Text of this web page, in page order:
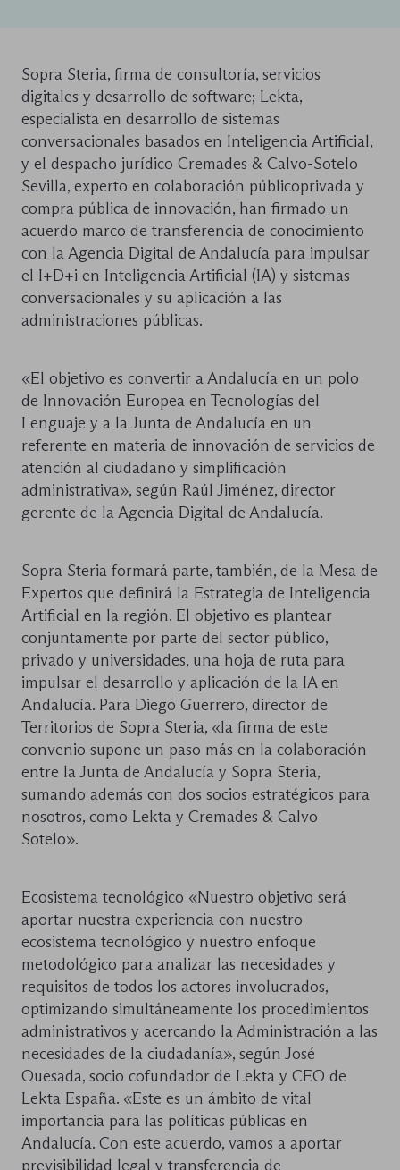
Sopra Steria, firma de consultoría, servicios
digitales y desarrollo de software; Lekta,
especialista en desarrollo de sistemas
conversacionales basados en Inteligencia Artificial,
y el despacho jurídico Cremades & Calvo-Sotelo
Sevilla, experto en colaboración públicoprivada y
compra pública de innovación, han firmado un
acuerdo marco de transferencia de conocimiento
con la Agencia Digital de Andalucía para impulsar
el I+D+i en Inteligencia Artificial (IA) y sistemas
conversacionales y su aplicación a las
administraciones públicas.
«El objetivo es convertir a Andalucía en un polo
de Innovación Europea en Tecnologías del
Lenguaje y a la Junta de Andalucía en un
referente en materia de innovación de servicios de
atención al ciudadano y simplificación
administrativa», según Raúl Jiménez, director
gerente de la Agencia Digital de Andalucía.
Sopra Steria formará parte, también, de la Mesa de
Expertos que definirá la Estrategia de Inteligencia
Artificial en la región. El objetivo es plantear
conjuntamente por parte del sector público,
privado y universidades, una hoja de ruta para
impulsar el desarrollo y aplicación de la IA en
Andalucía. Para Diego Guerrero, director de
Territorios de Sopra Steria, «la firma de este
convenio supone un paso más en la colaboración
entre la Junta de Andalucía y Sopra Steria,
sumando además con dos socios estratégicos para
nosotros, como Lekta y Cremades & Calvo
Sotelo».
Ecosistema tecnológico «Nuestro objetivo será
aportar nuestra experiencia con nuestro
ecosistema tecnológico y nuestro enfoque
metodológico para analizar las necesidades y
requisitos de todos los actores involucrados,
optimizando simultáneamente los procedimientos
administrativos y acercando la Administración a las
necesidades de la ciudadanía», según José
Quesada, socio cofundador de Lekta y CEO de
Lekta España. «Este es un ámbito de vital
importancia para las políticas públicas en
Andalucía. Con este acuerdo, vamos a aportar
previsibilidad legal y transferencia de